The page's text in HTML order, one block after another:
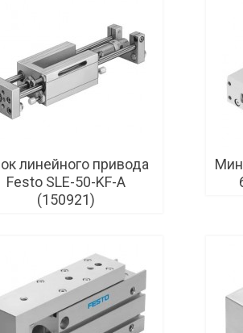
линейного привода
Festo SLE-50-KF-A
(150921)